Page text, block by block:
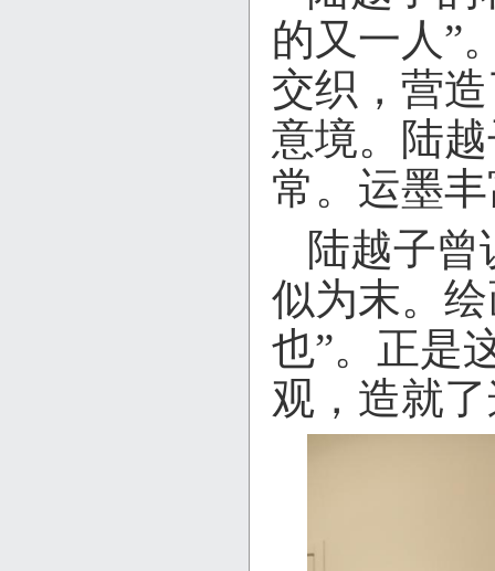
的又一人”
交织，营
意境。陆
常。运墨
陆越子曾
似为末。
也”。正是
观，造就